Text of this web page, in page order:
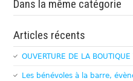
Dans la même catégorie
Articles récents
OUVERTURE DE LA
Les bénévoles à la barre,